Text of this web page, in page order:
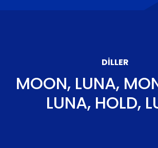
DILLER
MOON, LUNA,
LUNA, HOLD,